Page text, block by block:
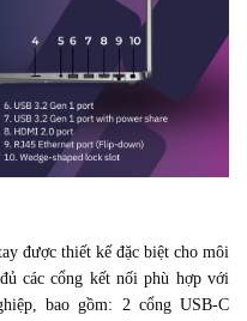
được thiết kế đặc biệt cho môi
các cổng kết nối phù hợp với
bao gồm: 2 cổng USB-C